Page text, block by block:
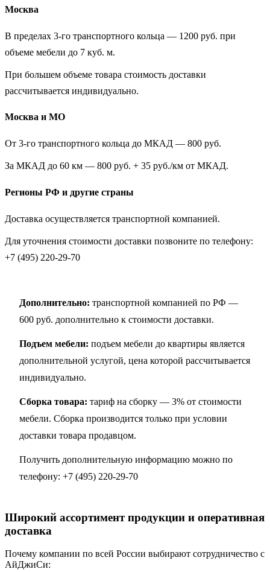
Москва
В пределах 3-го транспортного кольца — 1200 руб. при
объеме мебели до 7 куб. м.
При большем объеме товара стоимость доставки
рассчитывается индивидуально.
Москва и МО
От 3-го транспортного кольца до МКАД — 800 руб.
За МКАД до 60 км — 800 руб. + 35 руб./км от МКАД.
Регионы РФ и другие страны
Доставка осуществляется транспортной компанией.
Для уточнения стоимости доставки позвоните по телефону:
+7 (495) 220-29-70
Дополнительно: транспортной компанией по РФ —
600 руб. дополнительно к стоимости доставки.
Подъем мебели: подъем мебели до квартиры является
дополнительной услугой, цена которой рассчитывается
индивидуально.
Сборка товара: тариф на сборку — 3% от стоимости
мебели. Сборка производится только при условии
доставки товара продавцом.
Получить дополнительную информацию можно по
телефону: +7 (495) 220-29-70
Широкий ассортимент продукции и оперативная
доставка
Почему компании по всей России выбирают сотрудничество с
АйДжиСи: